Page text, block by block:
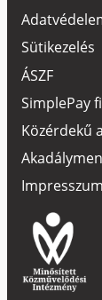
Sütikezelés
ÁSZF
SimplePay
Közérdekű
Impresszum